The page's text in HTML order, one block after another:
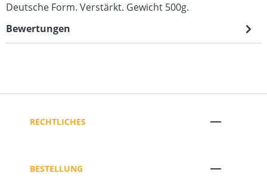
Deutsche Form. Verstärkt. Gewicht 500g.
Bewertungen
RECHTLICHES
BESTELLUNG